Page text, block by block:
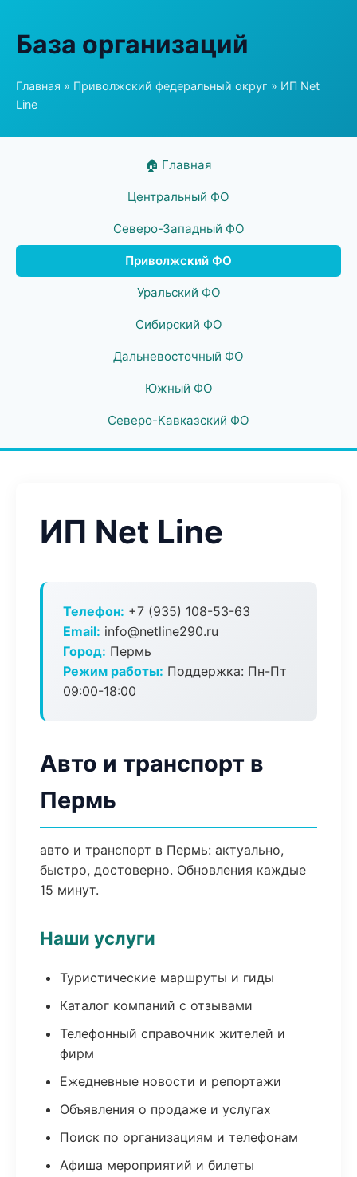
База организаций
Главная » Приволжский федеральный округ » ИП Net
Line
🏠 Главная
Центральный ФО
Северо-Западный ФО
Приволжский ФО
Уральский ФО
Сибирский ФО
Дальневосточный ФО
Южный ФО
Северо-Кавказский ФО
ИП Net Line
Телефон: +7 (935) 108-53-63
Email: info@netline290.ru
Город: Пермь
Режим работы: Поддержка: Пн-Пт
09:00-18:00
Авто и транспорт в
Пермь
авто и транспорт в Пермь: актуально,
быстро, достоверно. Обновления каждые
15 минут.
Наши услуги
Туристические маршруты и гиды
Каталог компаний с отзывами
Телефонный справочник жителей и
фирм
Ежедневные новости и репортажи
Объявления о продаже и услугах
Поиск по организациям и телефонам
Афиша мероприятий и билеты